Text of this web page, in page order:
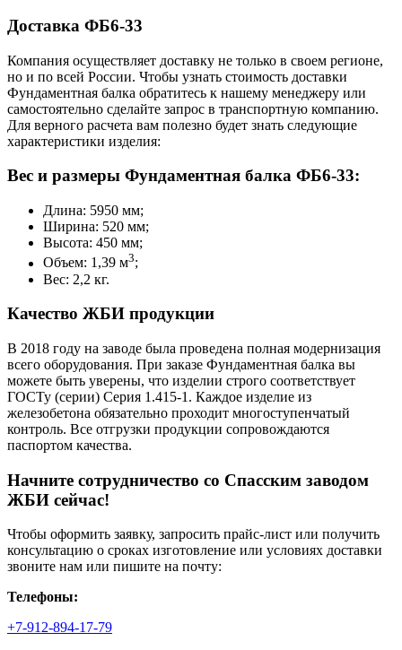
Доставка ФБ6-33
Компания осуществляет доставку не только в своем регионе,
но и по всей России. Чтобы узнать стоимость доставки
Фундаментная балка обратитесь к нашему менеджеру или
самостоятельно сделайте запрос в транспортную компанию.
Для верного расчета вам полезно будет знать следующие
характеристики изделия:
Вес и размеры Фундаментная балка ФБ6-33:
Длина: 5950 мм;
Ширина: 520 мм;
Высота: 450 мм;
Объем: 1,39 м3;
Вес: 2,2 кг.
Качество ЖБИ продукции
В 2018 году на заводе была проведена полная модернизация
всего оборудования. При заказе Фундаментная балка вы
можете быть уверены, что изделии строго соответствует
ГОСТу (серии) Серия 1.415-1. Каждое изделие из
железобетона обязательно проходит многоступенчатый
контроль. Все отгрузки продукции сопровождаются
паспортом качества.
Начните сотрудничество со Cпасским заводом
ЖБИ сейчас!
Чтобы оформить заявку, запросить прайс-лист или получить
консультацию о сроках изготовление или условиях доставки
звоните нам или пишите на почту:
Телефоны:
+7-912-894-17-79